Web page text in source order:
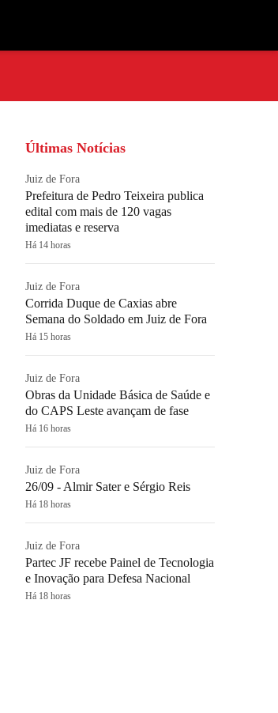
Últimas Notícias
Juiz de Fora
Prefeitura de Pedro Teixeira publica
edital com mais de 120 vagas
imediatas e reserva
Há 14 horas
Juiz de Fora
Corrida Duque de Caxias abre
Semana do Soldado em Juiz de Fora
Há 15 horas
Juiz de Fora
Obras da Unidade Básica de Saúde e
do CAPS Leste avançam de fase
Há 16 horas
Juiz de Fora
26/09 - Almir Sater e Sérgio Reis
Há 18 horas
Juiz de Fora
Partec JF recebe Painel de Tecnologia
e Inovação para Defesa Nacional
Há 18 horas